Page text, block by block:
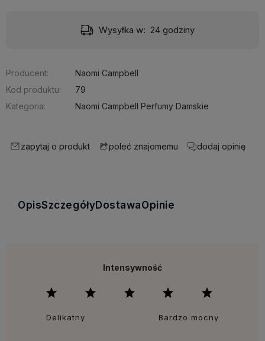
Wysyłka w: 24 godziny
Producent:
Naomi Campbell
Kod produktu:
79
Kategoria:
Naomi Campbell Perfumy Damskie
zapytaj o produkt poleć znajomemu dodaj opinię
OpisSzczegółyDostawaOpinie
Intensywność
Delikatny Bardzo mocny